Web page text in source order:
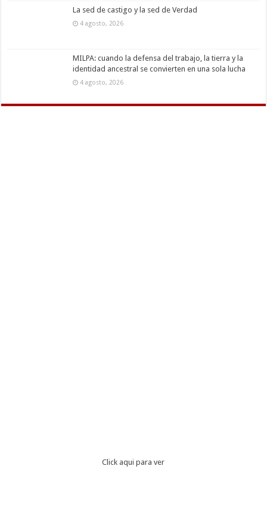
La sed de castigo y la sed de Verdad
4 agosto, 2026
MILPA: cuando la defensa del trabajo, la tierra y la
identidad ancestral se convierten en una sola lucha
4 agosto, 2026
Click aqui para ver